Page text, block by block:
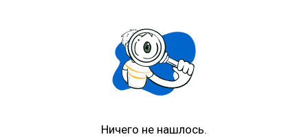
Ничего не нашлось.